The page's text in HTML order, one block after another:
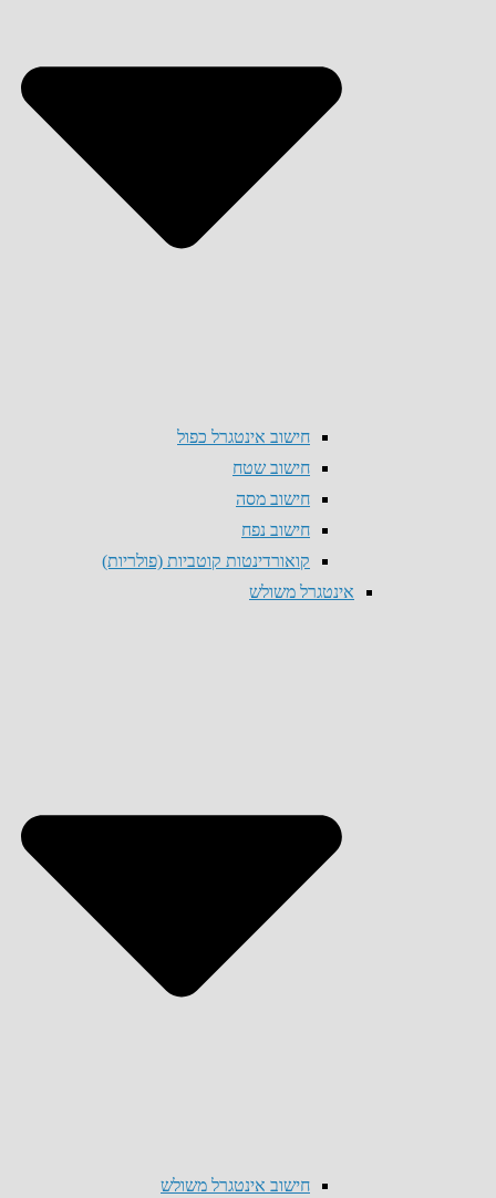
חישוב אינטגרל כפול
חישוב שטח
חישוב מסה
חישוב נפח
קואורדינטות קוטביות (פולריות)
אינטגרל משולש
חישוב אינטגרל משולש